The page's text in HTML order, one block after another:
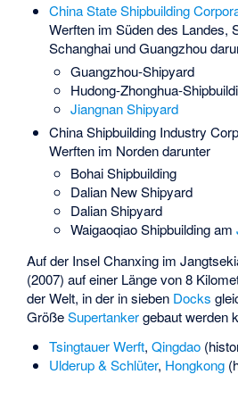
China State Shipbuilding
Werften im Süden des Landes,
Schanghai und Guangzhou
Guangzhou-Shipyard
Hudong-Zhonghua-
Jiangnan Shipyard
China Shipbuilding Industry
Werften im Norden darunter
Bohai Shipbuilding
Dalian New Shipyard
Dalian Shipyard
Waigaoqiao Shipbuilding am
Auf der InselChanxing im
(2007) auf einer Länge von 8
der Welt, in der in sieben Docks
GrößeSupertankergebaut werden
Tsingtauer Werft, Qingdao
Ulderup & Schlüter, Hongkong